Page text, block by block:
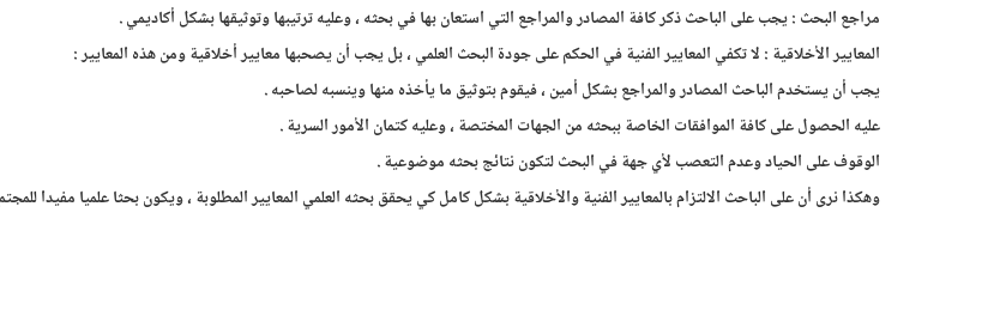
مراجع البحث : يجب على الباحث ذكر كافة المصادر والمراجع التي استعان بها في بحثه ، وعليه ترتيبها وتوثيقها بشكل أكاديمي .
المعايير الأخلاقية : لا تكفي المعايير الفنية في الحكم على جودة البحث العلمي ، بل يجب أن يصحبها معايير أخلاقية ومن هذه المعايير :
يجب أن يستخدم الباحث المصادر والمراجع بشكل أمين ، فيقوم بتوثيق ما يأخذه منها وينسبه لصاحبه .
عليه الحصول على كافة الموافقات الخاصة ببحثه من الجهات المختصة ، وعليه كتمان الأمور السرية .
الوقوف على الحياد وعدم التعصب لأي جهة في البحث لتكون نتائج بحثه موضوعية .
وهكذا نرى أن على الباحث الالتزام بالمعايير الفنية والأخلاقية بشكل كامل كي يحقق بحثه العلمي المعايير المطلوبة ، ويكون بحثا علميا مفيدا